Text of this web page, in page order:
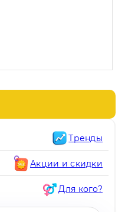
Тренды
Акции и скидки
Для кого?